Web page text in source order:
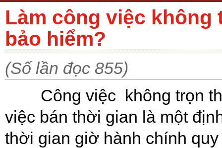
Làm công việc
bảo hiểm?
(Số lần đọc 855)
Công việc không trọn
việc bán thời gian là một
thời gian giờ hành chính